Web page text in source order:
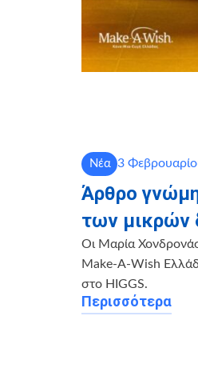
Νέα 3
Άρθρο
των
Οι Μαρία
Make-A-Wish
στο HIGGS.
Περισσότερα